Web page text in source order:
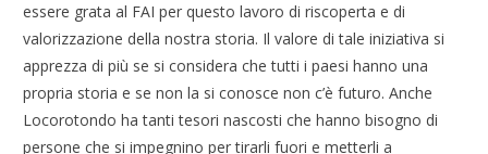
essere grata al FAI per questo lavoro di riscoperta e di
valorizzazione della nostra storia. Il valore di tale iniziativa si
apprezza di più se si considera che tutti i paesi hanno una
propria storia e se non la si conosce non c’è futuro. Anche
Locorotondo ha tanti tesori nascosti che hanno bisogno di
persone che si impegnino per tirarli fuori e metterli a